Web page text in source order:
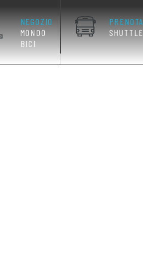
NEGOZIO
MONDO
BICI
PRENOTA
SHUTTLE